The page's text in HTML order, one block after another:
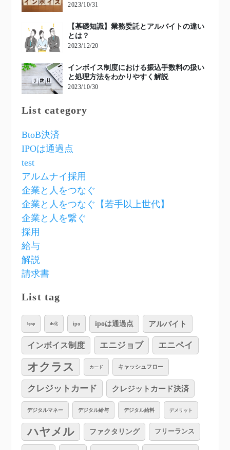
2023/10/31
【基礎知識】業務委託とアルバイトの違い
とは？
2023/12/20
インボイス制度における振込手数料の扱い
と処理方法をわかりやすく解説
2023/10/30
List category
BtoB決済
IPOは通過点
test
アルムナイ採用
企業と人をつなぐ
企業と人をつなぐ【若手以上世代】
企業と人を繋ぐ
採用
給与
解説
請求書
List tag
bpsp dx化 ipo ipoは通過点 アルバイト
インボイス制度 エニジョブ エニペイ
オクラス カード キャッシュフロー
クレジットカード クレジットカード決済
デジタルマネー デジタル給与 デジタル給料 デメリット
ハヤメル ファクタリング フリーランス